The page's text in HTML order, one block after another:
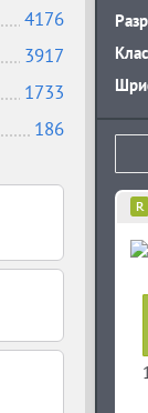
4176
3917
1733
186